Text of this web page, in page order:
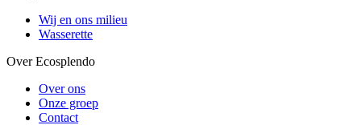
Wij en ons milieu
Wasserette
Over Ecosplendo
Over ons
Onze groep
Contact